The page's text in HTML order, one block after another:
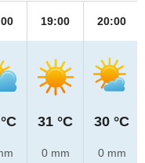
19:00
31 °C
0 mm
20:00
30 °C
0 mm